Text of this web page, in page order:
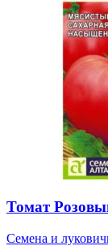
Томат
Семена и